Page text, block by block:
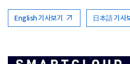
English 기사보기 日本語 기사